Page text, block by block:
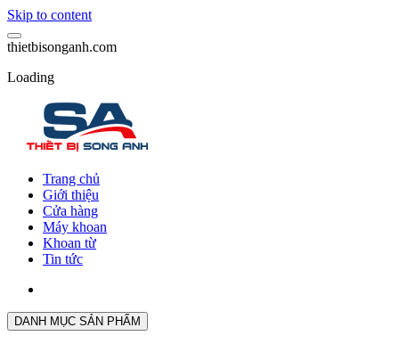
Skip to content
thietbisonganh.com
Loading
Trang chủ
Giới thiệu
Cửa hàng
Máy khoan
Khoan từ
Tin tức
DANH MỤC SẢN PHẨM